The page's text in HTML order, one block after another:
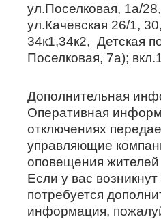
ул.Поселковая, 1а/
ул.Качевская 26/1,
34к1,34к2, Детская
Поселковая, 7а);
Дополнительная
Оперативная
отключениях
управляющие
оповещения
Если у вас
потребуется
информация,